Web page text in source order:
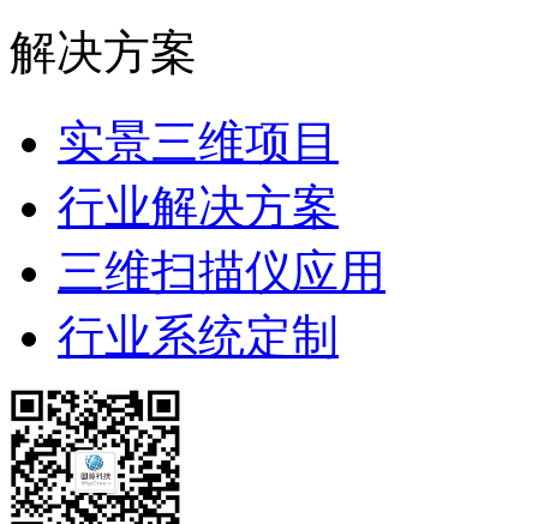
解决方案
实景三维项目
行业解决方案
三维扫描仪应用
行业系统定制